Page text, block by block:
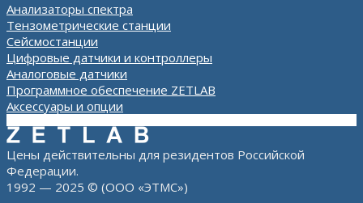
Анализаторы спектра
Тензометрические станции
Сейсмостанции
Цифровые датчики и контроллеры
Аналоговые датчики
Программное обеспечение ZETLAB
Аксессуары и опции
Цены действительны для резидентов Российской
Федерации.
1992 — 2025 © (ООО «ЭТМС»)